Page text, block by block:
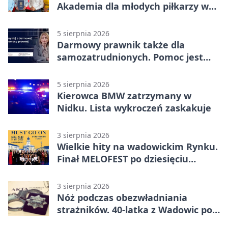
Akademia dla młodych piłkarzy w
5 sierpnia 2026
Darmowy prawnik także dla
samozatrudnionych. Pomoc jest
5 sierpnia 2026
Kierowca BMW zatrzymany w
Nidku. Lista wykroczeń zaskakuje
3 sierpnia 2026
Wielkie hity na wadowickim Rynku.
Finał MELOFEST po dziesięciu
3 sierpnia 2026
Nóż podczas obezwładniania
strażników. 40-latka z Wadowic pod